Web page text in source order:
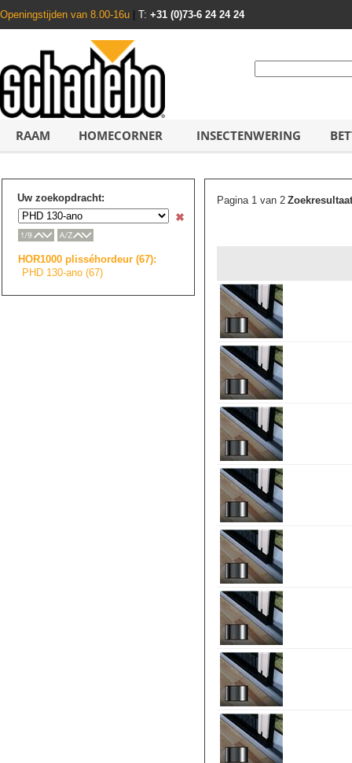
Openingstijden van 8.00-16u T: +31 (0)73-6 24 24 24
RAAM HOMECORNER INSECTENWERING
Uw zoekopdracht:
HOR1000 plisséhordeur (67):
PHD 130-ano (67)
Pagina 1 van 2Zoekresultaat